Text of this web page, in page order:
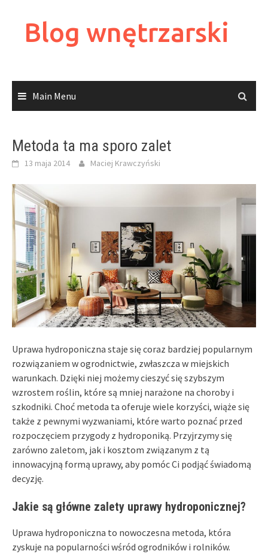
contentBlog wnętrzarski
Main Menu
Metoda ta ma sporo zalet
13 maja 2014 Maciej Krawczyński
Uprawa hydroponiczna staje się coraz bardziej popularnym
rozwiązaniem w ogrodnictwie, zwłaszcza w miejskich
warunkach. Dzięki niej możemy cieszyć się szybszym
wzrostem roślin, które są mniej narażone na choroby i
szkodniki. Choć metoda ta oferuje wiele korzyści, wiąże się
także z pewnymi wyzwaniami, które warto poznać przed
rozpoczęciem przygody z hydroponiką. Przyjrzymy się
zarówno zaletom, jak i kosztom związanym z tą
innowacyjną formą uprawy, aby pomóc Ci podjąć świadomą
decyzję.
Jakie są główne zalety uprawy hydroponicznej?
Uprawa hydroponiczna to nowoczesna metoda, która
zyskuje na popularności wśród ogrodników i rolników.